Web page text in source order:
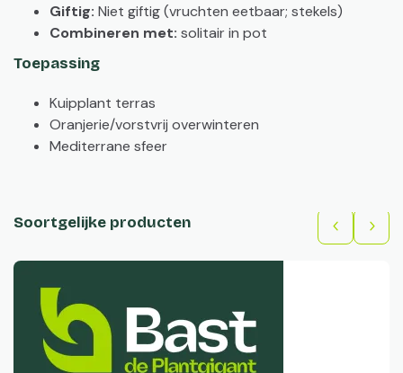
Giftig: Niet giftig (vruchten eetbaar; stekels)
Combineren met: solitair in pot
Toepassing
Kuipplant terras
Oranjerie/vorstvrij overwinteren
Mediterrane sfeer
Soortgelijke producten